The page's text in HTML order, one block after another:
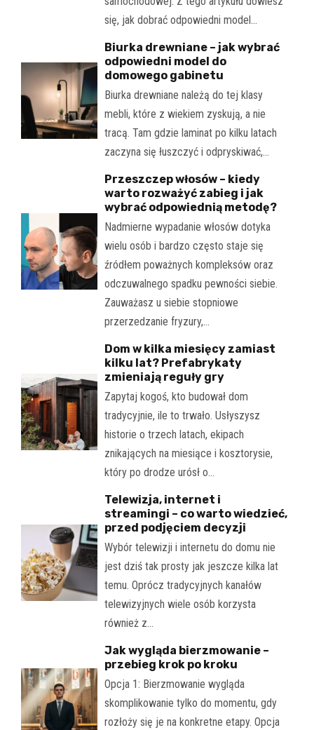
się, jak dobrać odpowiedni model…
Biurka drewniane – jak wybrać
odpowiedni model do
domowego gabinetu
Biurka drewniane należą do tej klasy
mebli, które z wiekiem zyskują, a nie
tracą. Tam gdzie laminat po kilku latach
zaczyna się łuszczyć i odpryskiwać,…
Przeszczep włosów – kiedy
warto rozważyć zabieg i jak
wybrać odpowiednią metodę?
Nadmierne wypadanie włosów dotyka
wielu osób i bardzo często staje się
źródłem poważnych kompleksów oraz
odczuwalnego spadku pewności siebie.
Zauważasz u siebie stopniowe
przerzedzanie fryzury,…
Dom w kilka miesięcy zamiast
kilku lat? Prefabrykaty
zmieniają reguły gry
Zapytaj kogoś, kto budował dom
tradycyjnie, ile to trwało. Usłyszysz
historie o trzech latach, ekipach
znikających na miesiące i kosztorysie,
który po drodze urósł o…
Telewizja, internet i
streamingi – co warto wiedzieć,
przed podjęciem decyzji
Wybór telewizji i internetu do domu nie
jest dziś tak prosty jak jeszcze kilka lat
temu. Oprócz tradycyjnych kanałów
telewizyjnych wiele osób korzysta
również z…
Jak wygląda bierzmowanie –
przebieg krok po kroku
Opcja 1: Bierzmowanie wygląda
skomplikowanie tylko do momentu, gdy
rozłoży się je na konkretne etapy. Opcja